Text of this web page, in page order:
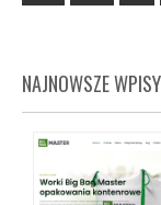
NAJNOWSZE WPISY